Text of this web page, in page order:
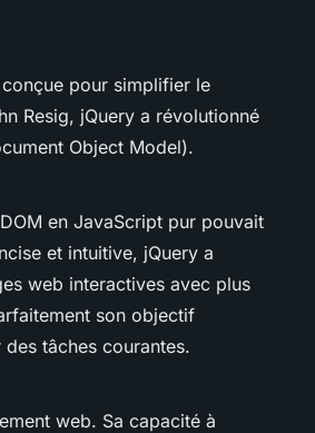
pour simplifier le
Resig, jQuery a révolutionné
Object Model).
en JavaScript pur pouvait
et intuitive, jQuery a
web interactives avec plus
son objectif
tâches courantes.
web. Sa capacité à